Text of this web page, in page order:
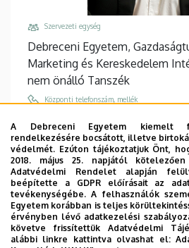
Szervezeti egység
Debreceni Egyetem,
Marketing és Kereskedelem
nem önálló Tanszék
Központi telefonszám, mellék
Email
szakaly.zoltan@econ.unideb.hu
Cím
4032 Debrecen, Böszörményi út
Épület, emelet, ajtó
"F" épület GTK Fényház, 2.
A Debreceni Egyetem kiemelt
rendelkezésére bocsátott, illetve
védelmét. Ezúton tájékoztatjuk Önt,
2018. május 25. napjától
Adatvédelmi Rendelet alapján
beépítette a GDPR előírásait az
tevékenységébe. A felhasználók
Egyetem korábban is teljes
érvényben lévő adatkezelési
követve frissítettük Adatvédelmi
alábbi linkre kattintva olvashat el: